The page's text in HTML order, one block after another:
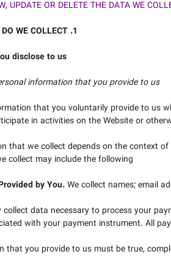
1. WHAT INFORMATION DO WE COLLECT?
disclose to us
information that you provide to us.
that you voluntarily provide to us
in activities on theWebsiteor
that we collect depends on the context
collect may include the following:
by You.We collect names;email
data necessary to process your
with your payment instrument. All
that you provide to us must be true,